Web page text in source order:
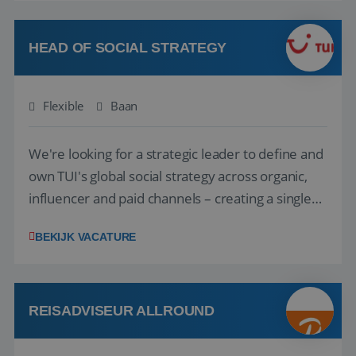
deze onderdelen zijn nu samen gevoegd...
HEAD OF SOCIAL STRATEGY
Flexible Baan
We're looking for a strategic leader to define and
own TUI's global social strategy across organic,
influencer and paid channels – creating a single
locally. The role will be published until 18 August
Attractive remuneration, discre...
BEKIJK VACATURE
REISADVISEUR ALLROUND